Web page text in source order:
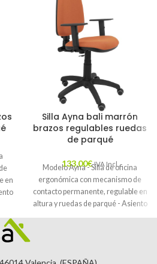
en
Silla Ayna bali marrón
brazos regulables ruedas
de parqué
133,00€ IVA Incl.
Modelo Ayna - Silla de oficina
ergonómica con mecanismo de
contacto permanente, regulable en
altura y ruedas de parqué - Asiento
y respaldo tapizados en tejido BALI